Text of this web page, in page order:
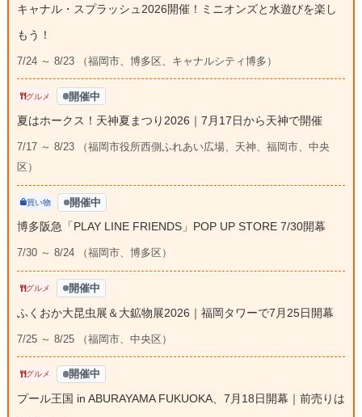
キャナル・スプラッシュ2026開催！ミニオンズと水遊びを楽し
もう！
7/24 ～ 8/23 （福岡市、博多区、キャナルシティ博多）
グルメ 開催中
夏はホークス！天神夏まつり2026｜7月17日から天神で開催
7/17 ～ 8/23 （福岡市役所西側ふれあい広場、天神、福岡市、中央
区）
買い物 開催中
博多阪急「PLAY LINE FRIENDS」POP UP STORE 7/30開幕
7/30 ～ 8/24 （福岡市、博多区）
グルメ 開催中
ふくおか大昆虫展＆大鉱物展2026｜福岡タワーで7月25日開幕
7/25 ～ 8/25 （福岡市、中央区）
グルメ 開催中
プール王国 in ABURAYAMA FUKUOKA、7月18日開幕｜前売りは